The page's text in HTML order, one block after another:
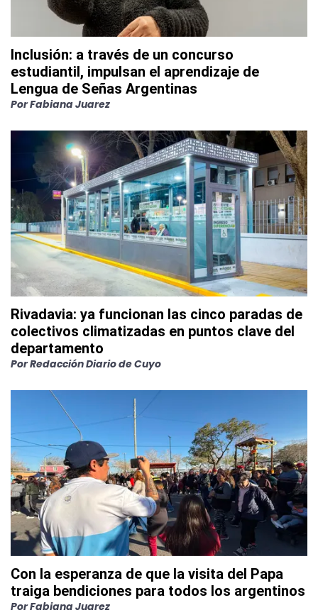
Inclusión: a través de un concurso
estudiantil, impulsan el aprendizaje de
Lengua de Señas Argentinas
PorFabiana Juarez
Rivadavia: ya funcionan las cinco paradas de
colectivos climatizadas en puntos clave del
departamento
PorRedacción Diario de Cuyo
Con la esperanza de que la visita del Papa
traiga bendiciones para todos los argentinos
PorFabiana Juarez